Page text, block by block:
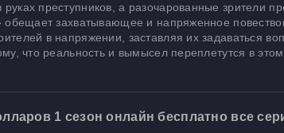
преступников, а разочарованные зрители
обещает захватывающее и напряженное
в напряжении, заставляя их задаваться
что реальность и вымысел переплетутся в этом
1 сезон онлайн бесплатно все